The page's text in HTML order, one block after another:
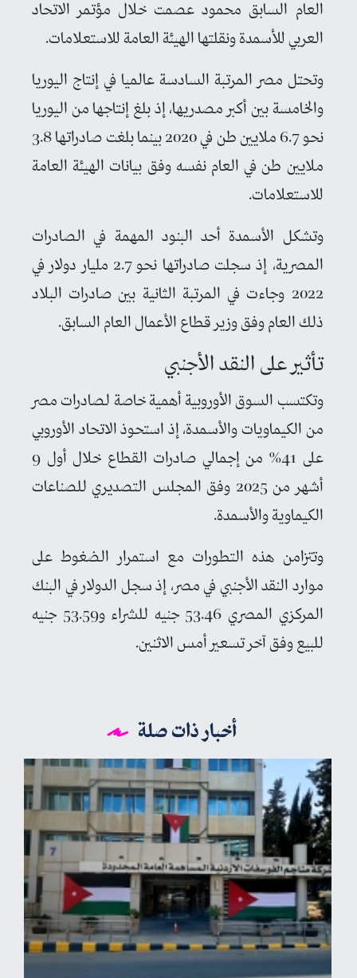
العام السابق محمود عصمت خلال مؤتمر الاتحاد
العربي للأسمدة ونقلتها الهيئة العامة للاستعلامات.
وتحتل مصر المرتبة السادسة عالميا في إنتاج اليوريا
والخامسة بين أكبر مصدريها، إذ بلغ إنتاجها من اليوريا
نحو 6.7 ملايين طن في 2020 بينما بلغت صادراتها 3.8
ملايين طن في العام نفسه وفق بيانات الهيئة العامة
للاستعلامات.
وتشكل الأسمدة أحد البنود المهمة في الصادرات
المصرية، إذ سجلت صادراتها نحو 2.7 مليار دولار في
2022 وجاءت في المرتبة الثانية بين صادرات البلاد
ذلك العام وفق وزير قطاع الأعمال العام السابق.
تأثير على النقد الأجنبي
وتكتسب السوق الأوروبية أهمية خاصة لصادرات مصر
من الكيماويات والأسمدة، إذ استحوذ الاتحاد الأوروبي
على 41% من إجمالي صادرات القطاع خلال أول 9
أشهر من 2025 وفق المجلس التصديري للصناعات
الكيماوية والأسمدة.
وتتزامن هذه التطورات مع استمرار الضغوط على
موارد النقد الأجنبي في مصر، إذ سجل الدولار في البنك
المركزي المصري 53.46 جنيه للشراء و53.59 جنيه
للبيع وفق آخر تسعير أمس الاثنين.
أخبار ذات صلة